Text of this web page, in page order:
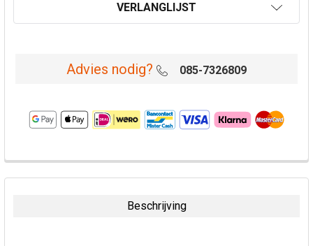
VERLANGLIJST
Advies nodig? 085-7326809
VAAK
SAMEN
Beschrijving